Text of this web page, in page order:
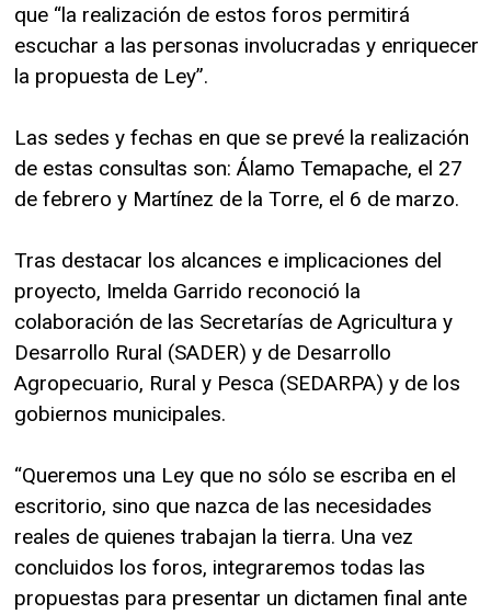
que “la realización de estos foros permitirá
escuchar a las personas involucradas y enriquecer
la propuesta de Ley”.
Las sedes y fechas en que se prevé la realización
de estas consultas son: Álamo Temapache, el 27
de febrero y Martínez de la Torre, el 6 de marzo.
Tras destacar los alcances e implicaciones del
proyecto, Imelda Garrido reconoció la
colaboración de las Secretarías de Agricultura y
Desarrollo Rural (SADER) y de Desarrollo
Agropecuario, Rural y Pesca (SEDARPA) y de los
gobiernos municipales.
“Queremos una Ley que no sólo se escriba en el
escritorio, sino que nazca de las necesidades
reales de quienes trabajan la tierra. Una vez
concluidos los foros, integraremos todas las
propuestas para presentar un dictamen final ante